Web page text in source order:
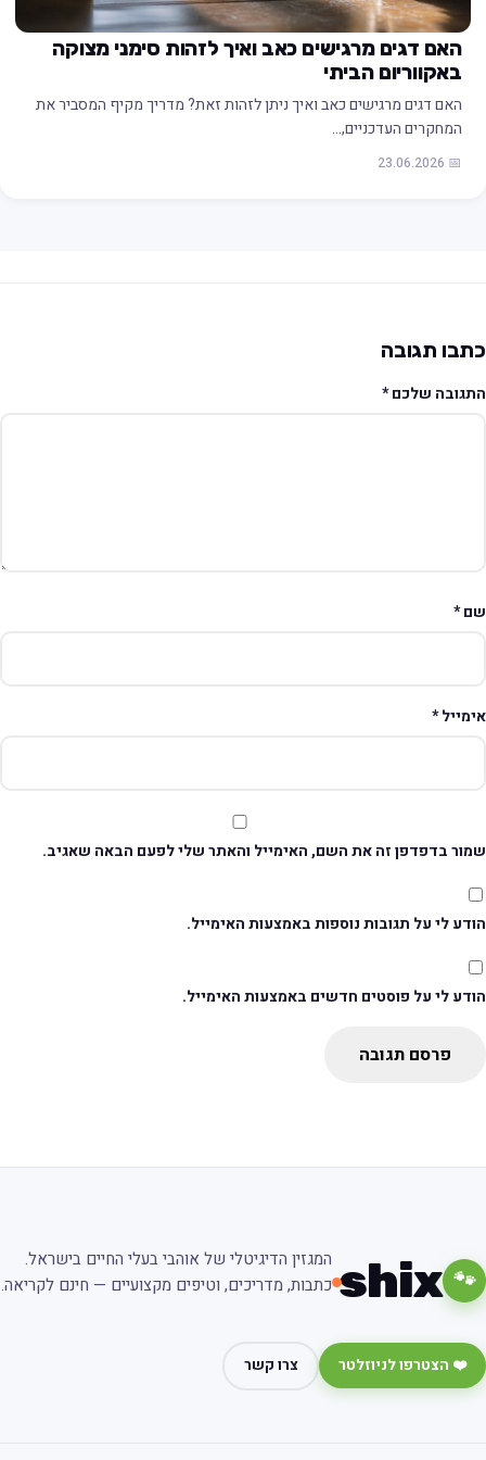
האם דגים מרגישים כאב ואיך לזהות סימני מצוקה
באקווריום הביתי
האם דגים מרגישים כאב ואיך ניתן לזהות זאת? מדריך מקיף המסביר את
המחקרים העדכניים,…
📅 23.06.2026
תגובה
שלכם*
*
*
בדפדפן זה את השם, האימייל והאתר שלי לפעם הבאה שאגיב.
לי על תגובות נוספות באמצעות האימייל.
לי על פוסטים חדשים באמצעות האימייל.
פרסם תגובה
🐾
shix
המגזין הדיגיטלי של אוהבי בעלי החיים בישראל.
כתבות, מדריכים, וטיפים מקצועיים — חינם לקריאה.
❤️ הצטרפו לניוזלטר צרו קשר